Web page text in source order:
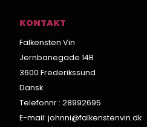
KONTAKT
Falkensten Vin
Jernbanegade 14B
3600 Frederikssund
Dansk
Telefonnr.: 28992695
E-mail: johnni@falkenstenvin.dk